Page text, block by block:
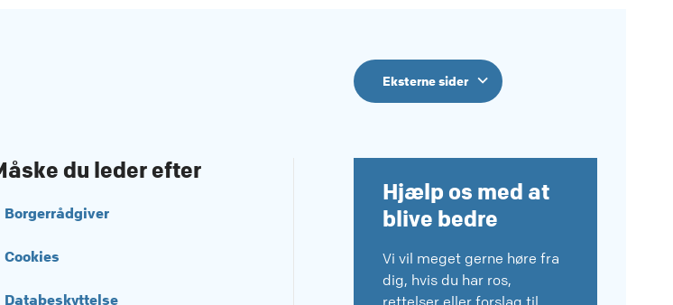
Eksterne sider
du leder efter
Borgerrådgiver
Cookies
Databeskyttelse
Hjælp os med at
blive bedre
Vi vil meget gerne høre fra
dig, hvis du har ros,